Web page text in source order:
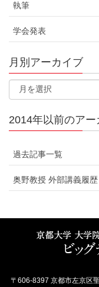
執筆
学会発表
月別アーカイブ
2014年以前のアー
過去記事一覧
奥野教授 外部講義履歴
〒606-8397 京都市左京区